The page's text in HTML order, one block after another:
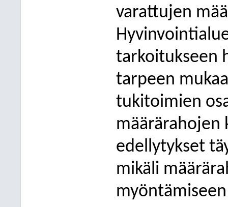
varattujen
tarkoitukseen
tarpeen
tukitoimien
määrärahojen
edellytykset
mikäli